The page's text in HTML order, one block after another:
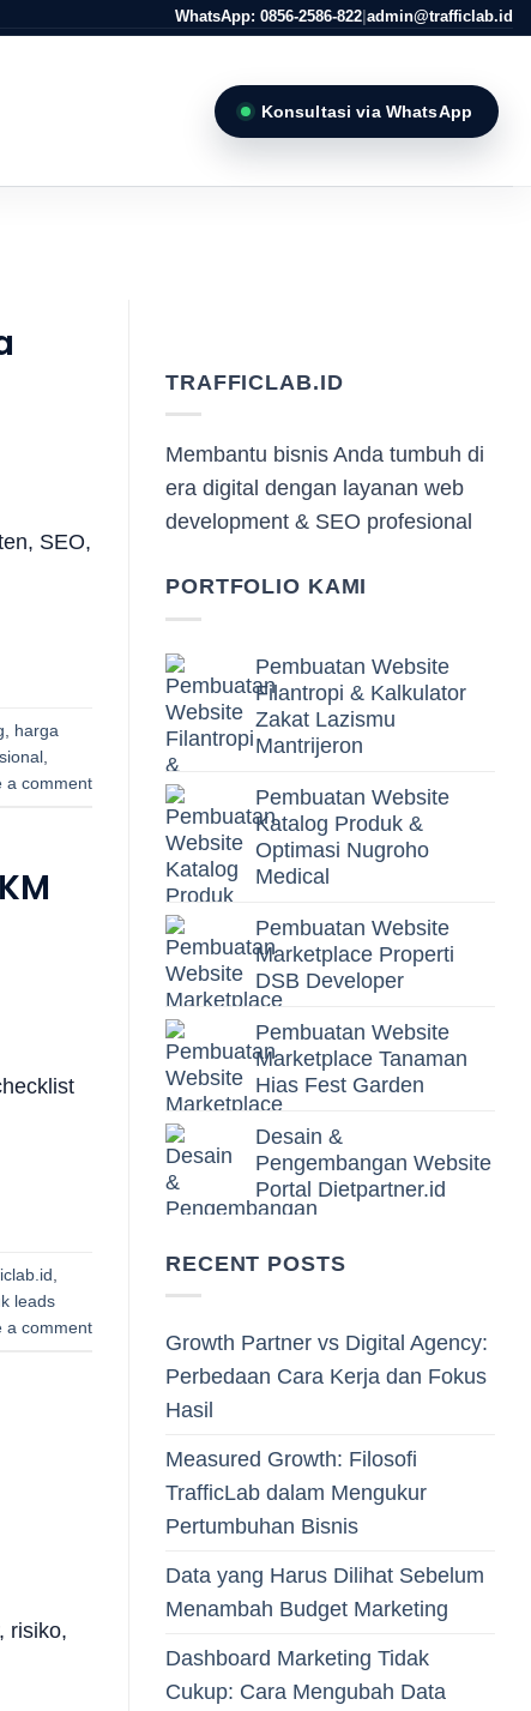
WhatsApp: 0856-2586-822 admin@trafficlab.id
Konsultasi via WhatsApp
SEO,
harga
a comment
leads
a comment
risiko,
TRAFFICLAB.ID
Membantu bisnis Anda tumbuh di
era digital dengan layanan web
development & SEO profesional
PORTFOLIO KAMI
Pembuatan Website
Filantropi & Kalkulator
Zakat Lazismu
Mantrijeron
Pembuatan Website
Katalog Produk &
Optimasi Nugroho
Medical
Pembuatan Website
Marketplace Properti
DSB Developer
Pembuatan Website
Marketplace Tanaman
Hias Fest Garden
Desain &
Pengembangan Website
Portal Dietpartner.id
RECENT POSTS
Growth Partner vs Digital Agency:
Perbedaan Cara Kerja dan Fokus
Hasil
Measured Growth: Filosofi
TrafficLab dalam Mengukur
Pertumbuhan Bisnis
Data yang Harus Dilihat Sebelum
Menambah Budget Marketing
Dashboard Marketing Tidak
Cukup: Cara Mengubah Data